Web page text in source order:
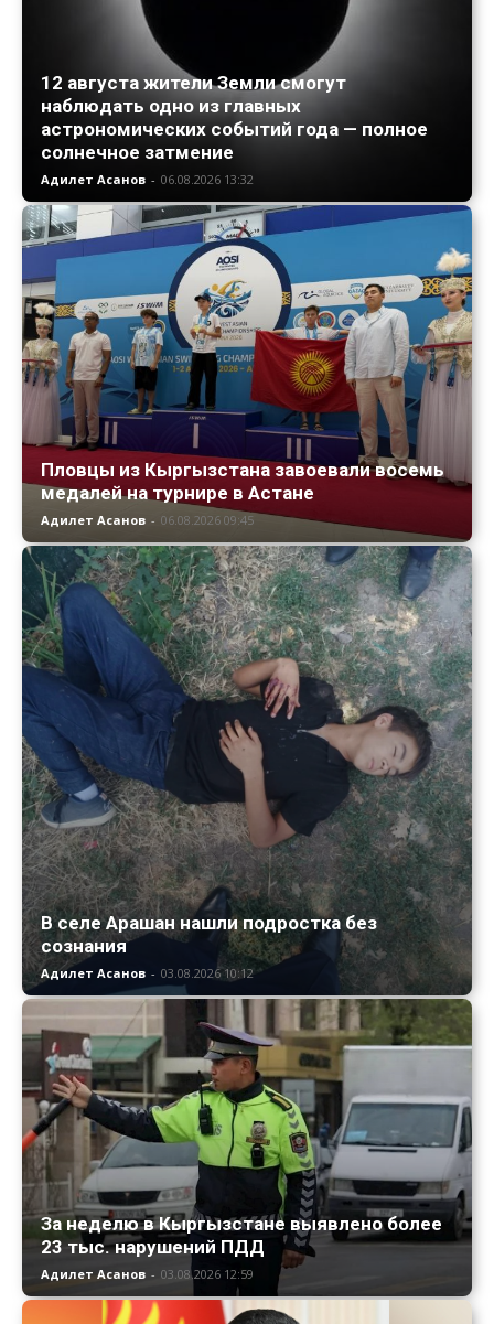
12 августа жители Земли смогут
наблюдать одно из главных
астрономических событий года — полное
солнечное затмение
Адилет Асанов - 06.08.2026 13:32
Пловцы из Кыргызстана завоевали восемь
медалей на турнире в Астане
Адилет Асанов - 06.08.2026 09:45
В селе Арашан нашли подростка без
сознания
Адилет Асанов - 03.08.2026 10:12
За неделю в Кыргызстане выявлено более
23 тыс. нарушений ПДД
Адилет Асанов - 03.08.2026 12:59